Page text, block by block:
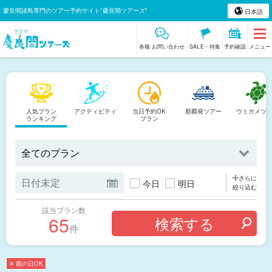
慶良間諸島専門のツアー予約サイト"慶良間ツアーズ" 日本語
各種 お問い合わせ SALE・特集 予約確認 メニュー
人気プラン
ランキング
アクティビティ
当日予約OK
プラン
那覇発ツアー ウミガメツ
今日 明日
さらに
絞り込む
該当プラン数
65件
✕ 雨の日OK